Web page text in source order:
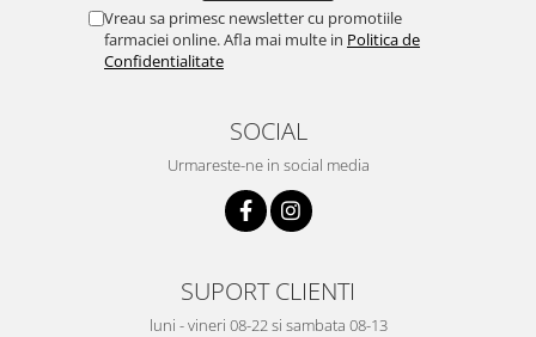
Vreau sa primesc newsletter cu promotiile
farmaciei online. Afla mai multe in Politica de
Confidentialitate
SOCIAL
Urmareste-ne in social media
SUPORT CLIENTI
luni - vineri 08-22 si sambata 08-13